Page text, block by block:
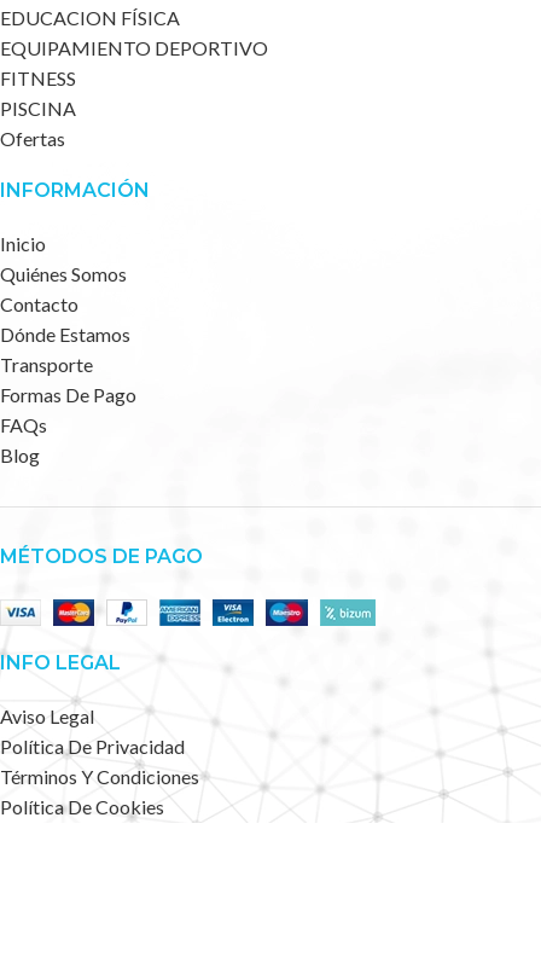
EDUCACION FÍSICA
EQUIPAMIENTO DEPORTIVO
FITNESS
PISCINA
Ofertas
INFORMACIÓN
Inicio
Quiénes Somos
Contacto
Dónde Estamos
Transporte
Formas De Pago
FAQs
Blog
MÉTODOS DE PAGO
INFO LEGAL
Aviso Legal
Política De Privacidad
Términos Y Condiciones
Política De Cookies